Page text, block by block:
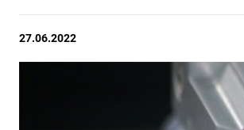
27.06.2022